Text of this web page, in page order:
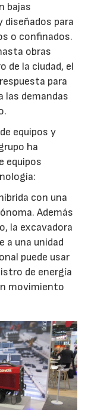
bajas
para
o confinados.
obras
de la ciudad, el
para
las demandas
equipos y
ha
equipos
con una
Además
la excavadora
a una unidad
puede usar
de energía
movimiento